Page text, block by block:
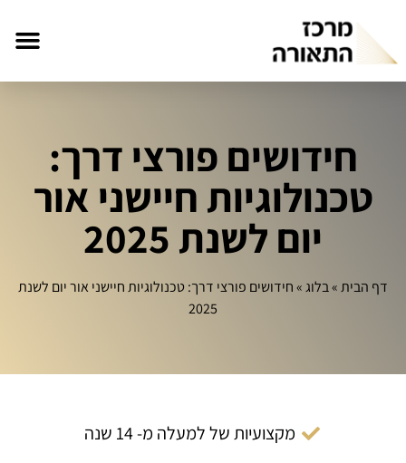
חידושים פורצי דרך:
טכנולוגיות חיישני אור
יום לשנת 2025
דף הבית»בלוג»חידושים פורצי דרך: טכנולוגיות חיישני אור יום לשנת
2025
מקצועיות של למעלה מ- 14 שנה